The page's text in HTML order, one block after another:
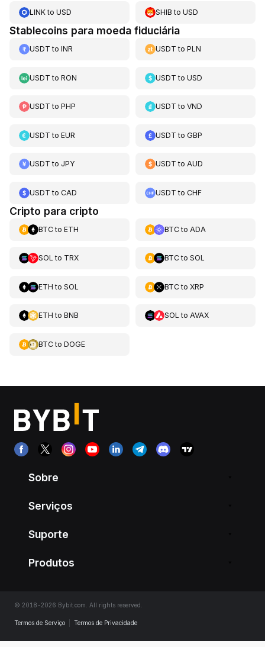
LINKto USD SHIB toUSD
Stablecoins para moeda fiduciária
USDT to INR USDT toPLN
USDT to RON USDT toUSD
USDT to PHP USDT toVND
USDT to EUR USDT toGBP
USDT to JPY USDT toAUD
USDT to CAD USDT toCHF
Cripto para cripto
BTCto ETH BTCto ADA
SOL to TRX BTCto SOL
ETH to SOL BTCto XRP
ETH to BNB SOL to AVAX
BTCto DOGE
Sobre
Serviços
Suporte
Produtos
© 2018-2026 Bybit.com. All rights reserved.
Termos de Serviço Termos de Privacidade